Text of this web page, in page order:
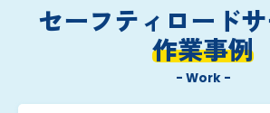
セーフティロード
作業事例
- Work -